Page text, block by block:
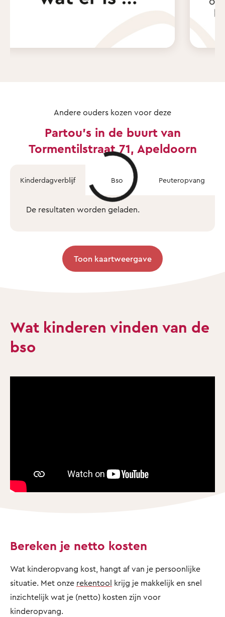
Andere ouders kozen voor deze
Partou's in de buurt van
Tormentilstraat 71, Apeldoorn
Kinderdagverblijf Bso Peuteropvang
De resultaten worden geladen.
Toon kaartweergave
Wat kinderen vinden van de
bso
Bereken je netto kosten
Wat kinderopvang kost, hangt af van je persoonlijke
situatie. Met onze rekentool krijg je makkelijk en snel
inzichtelijk wat je (netto) kosten zijn voor
kinderopvang.